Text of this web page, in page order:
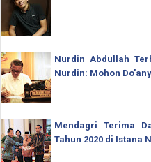
Nurdin Abdullah
Nurdin: Mohon
Mendagri Terima
Tahun 2020 di Istana